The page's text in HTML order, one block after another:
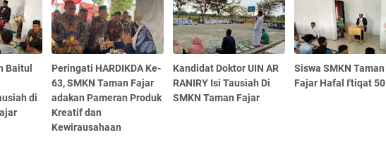
Baitul
di
Peringati HARDIKDA Ke-
63, SMKN Taman Fajar
adakan Pameran Produk
Kreatif dan
Kewirausahaan
Kandidat Doktor UIN AR
RANIRY Isi Tausiah Di
SMKN Taman Fajar
Siswa SMKN Taman
Fajar Hafal I'tiqat 50